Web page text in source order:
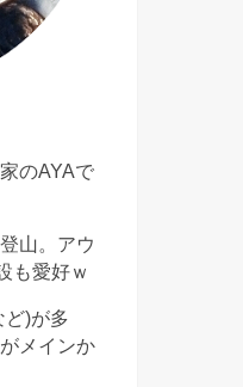
のAYAで
山。アウ
も愛好ｗ
ど)が多
メインか